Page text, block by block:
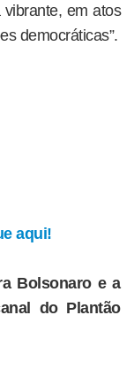
em atos
democráticas”.
aqui!
Bolsonaro e a
do Plantão